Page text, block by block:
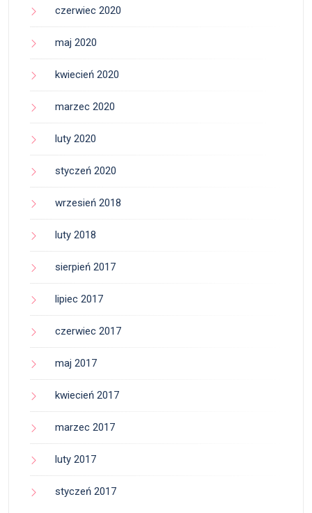
czerwiec 2020
maj 2020
kwiecień 2020
marzec 2020
luty 2020
styczeń 2020
wrzesień 2018
luty 2018
sierpień 2017
lipiec 2017
czerwiec 2017
maj 2017
kwiecień 2017
marzec 2017
luty 2017
styczeń 2017